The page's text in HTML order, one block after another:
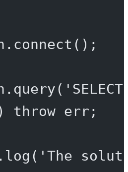
connect ();
query(
throw err;
log ( 'The